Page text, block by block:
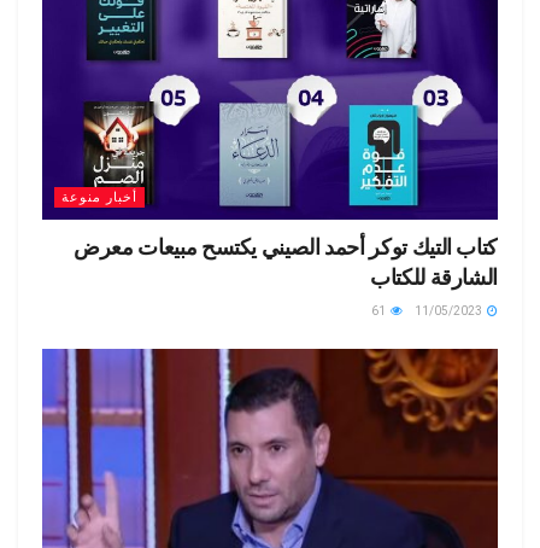
أخبار منوعة
كتاب التيك توكر أحمد الصيني يكتسح مبيعات معرض
الشارقة للكتاب